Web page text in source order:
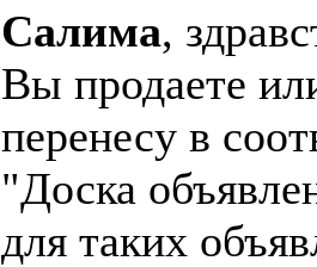
Салима,
Вы продаете
перенесу в
"Доска
для таких